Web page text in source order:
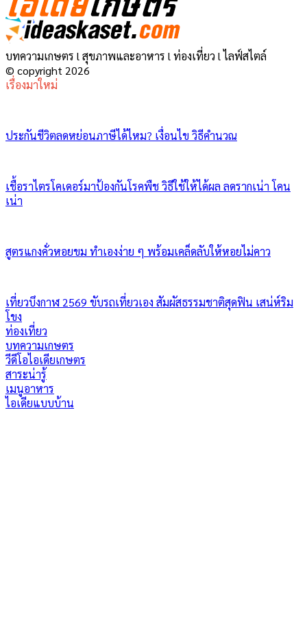
บทความเกษตร l สุขภาพและอาหาร l ท่องเที่ยว l ไลฟ์สไตล์
© copyright 2026
เรื่องมาใหม่
ประกันชีวิตลดหย่อนภาษีได้ไหม? เงื่อนไข วิธีคำนวณ
เชื้อราไตรโคเดอร์มาป้องกันโรคพืช วิธีใช้ให้ได้ผล ลดรากเน่า โคน
เน่า
สูตรแกงคั่วหอยขม ทำเองง่าย ๆ พร้อมเคล็ดลับให้หอยไม่คาว
เที่ยวบึงกาฬ 2569 ขับรถเที่ยวเอง สัมผัสธรรมชาติสุดฟิน เสน่ห์ริม
โขง
ท่องเที่ยว
บทความเกษตร
วีดีโอไอเดียเกษตร
สาระน่ารู้
เมนูอาหาร
ไอเดียแบบบ้าน